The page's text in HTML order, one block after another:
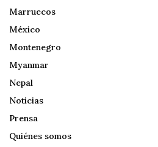
Marruecos
México
Montenegro
Myanmar
Nepal
Noticias
Prensa
Quiénes somos